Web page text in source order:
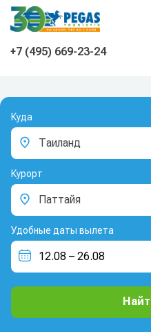
На главную
+7 (495) 669-23-24
Куда
Таиланд
Курорт
Паттайя
Удобные даты вылета